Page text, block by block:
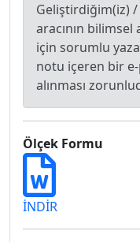
Geliştirdiğim(iz) /
aracının bilimsel
için sorumlu
notu içeren bir
alınması
Ölçek Formu
İNDİR